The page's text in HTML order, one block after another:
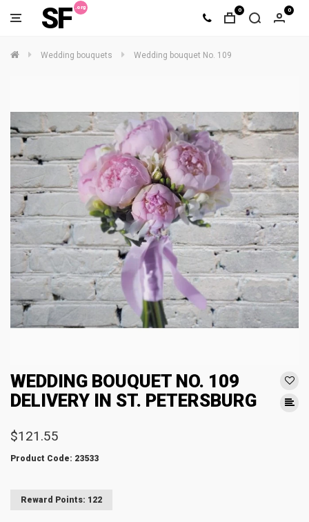
SF 0 0
Wedding bouquets Wedding bouquet No. 109
WEDDING BOUQUET NO. 109
DELIVERY IN ST. PETERSBURG
$121.55
Product Code: 23533
Reward Points: 122